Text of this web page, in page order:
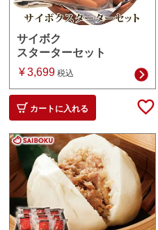
サイボク
スターターセット
¥ 3,699 税込
カートに入れる